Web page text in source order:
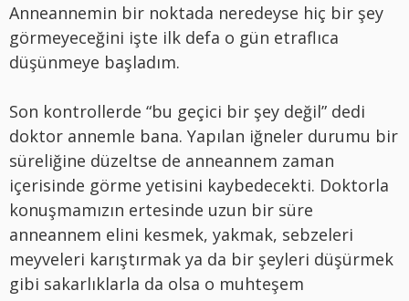
Anneannemin bir noktada neredeyse hiç bir şey
görmeyeceğini işte ilk defa o gün etraflıca
düşünmeye başladım.
Son kontrollerde “bu geçici bir şey değil” dedi
doktor annemle bana. Yapılan iğneler durumu bir
süreliğine düzeltse de anneannem zaman
içerisinde görme yetisini kaybedecekti. Doktorla
konuşmamızın ertesinde uzun bir süre
anneannem elini kesmek, yakmak, sebzeleri
meyveleri karıştırmak ya da bir şeyleri düşürmek
gibi sakarlıklarla da olsa o muhteşem